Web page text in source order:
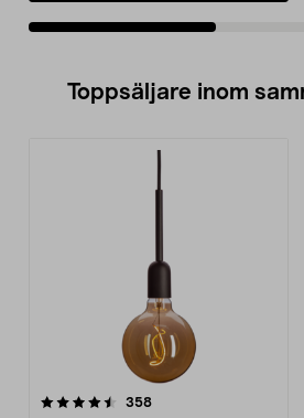
Toppsäljare inom
358recensioner
4.5 av 5 stjärnor